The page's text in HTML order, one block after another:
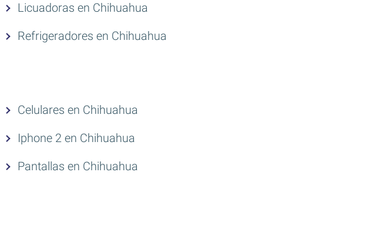
Licuadoras en Chihuahua
Refrigeradores en Chihuahua
Celulares en Chihuahua
Iphone 2 en Chihuahua
Pantallas en Chihuahua